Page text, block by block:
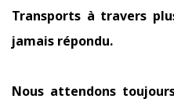
Transports à travers
jamais répondu.
Nous attendons